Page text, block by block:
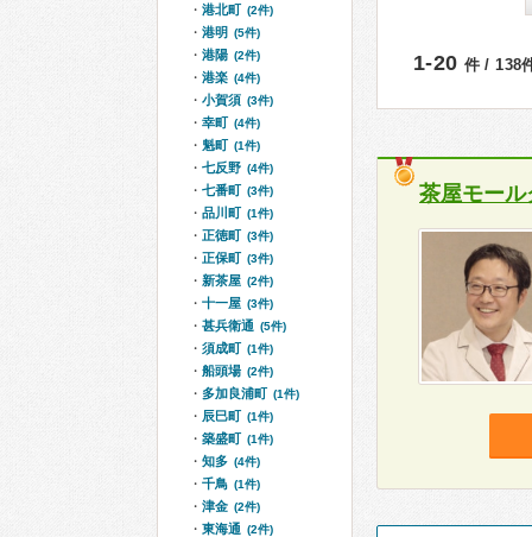
1-20 件 / 138
茶屋モー
港北町 (2件)
港明 (5件)
港陽 (2件)
港楽 (4件)
小賀須 (3件)
幸町 (4件)
魁町 (1件)
七反野 (4件)
七番町 (3件)
品川町 (1件)
正徳町 (3件)
正保町 (3件)
新茶屋 (2件)
十一屋 (3件)
甚兵衛通 (5件)
須成町 (1件)
船頭場 (2件)
多加良浦町 (1件)
辰巳町 (1件)
築盛町 (1件)
知多 (4件)
千鳥 (1件)
津金 (2件)
東海通 (2件)